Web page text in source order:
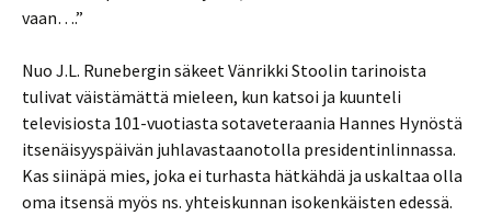
vaan….”
Nuo J.L. Runebergin säkeet Vänrikki Stoolin tarinoista
tulivat väistämättä mieleen, kun katsoi ja kuunteli
televisiosta 101-vuotiasta sotaveteraania Hannes Hynöstä
itsenäisyyspäivän juhlavastaanotolla presidentinlinnassa.
Kas siinäpä mies, joka ei turhasta hätkähdä ja uskaltaa olla
oma itsensä myös ns. yhteiskunnan isokenkäisten edessä.